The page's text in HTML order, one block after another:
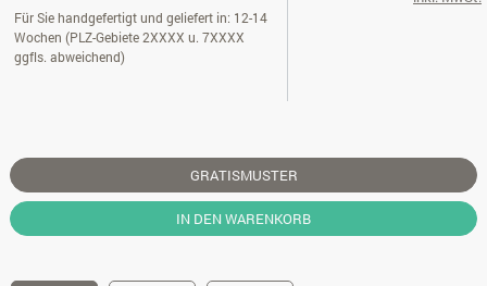
Für Sie handgefertigt und geliefert in: 12-14
Wochen (PLZ-Gebiete 2XXXX u. 7XXXX
ggfls. abweichend)
GRATISMUSTER
IN DEN WARENKORB